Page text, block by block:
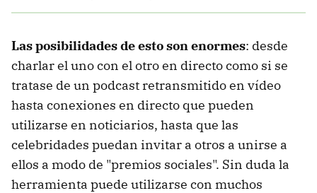
Las posibilidades de esto son enormes: desde
charlar el uno con el otro en directo como si se
tratase de un podcast retransmitido en vídeo
hasta conexiones en directo que pueden
utilizarse en noticiarios, hasta que las
celebridades puedan invitar a otros a unirse a
ellos a modo de "premios sociales". Sin duda la
herramienta puede utilizarse con muchos